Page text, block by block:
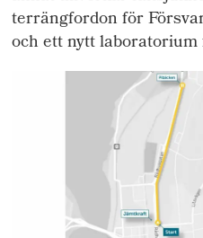
terrängfordon för
och ett nytt